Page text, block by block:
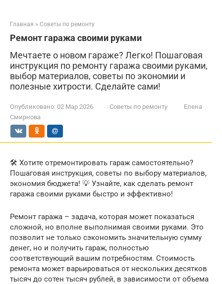
Главная » Советы по ремонту
Ремонт гаража своими руками
Мечтаете о новом гараже? Легко! Пошаговая
инструкция по ремонту гаража своими руками,
выбор материалов, советы по экономии и
полезные хитрости. Сделайте сами!
Опубликовано: 02 Мар 2026 Советы по ремонту
Елена
Смирнова
🛠️ Хотите отремонтировать гараж самостоятельно?
Пошаговая инструкция, советы по выбору материалов,
экономия бюджета! 💡 Узнайте, как сделать ремонт
гаража своими руками быстро и эффективно!
Ремонт гаража – задача, которая может показаться
сложной, но вполне выполнимая своими руками. Это
позволит не только сэкономить значительную сумму
денег, но и получить гараж, полностью
соответствующий вашим потребностям. Стоимость
ремонта может варьироваться от нескольких десятков
тысяч до сотен тысяч рублей, в зависимости от объема